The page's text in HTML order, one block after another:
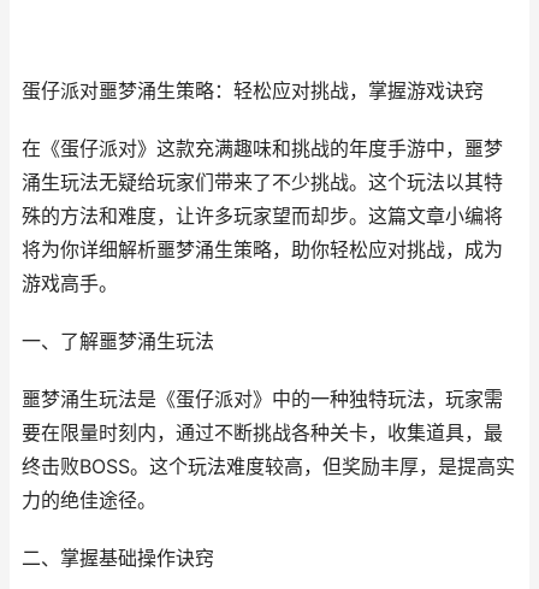
蛋仔派对噩梦涌生策略：轻松应对挑战，掌握游戏诀窍
在《蛋仔派对》这款充满趣味和挑战的年度手游中，噩梦
涌生玩法无疑给玩家们带来了不少挑战。这个玩法以其特
殊的方法和难度，让许多玩家望而却步。这篇文章小编将
将为你详细解析噩梦涌生策略，助你轻松应对挑战，成为
游戏高手。
一、了解噩梦涌生玩法
噩梦涌生玩法是《蛋仔派对》中的一种独特玩法，玩家需
要在限量时刻内，通过不断挑战各种关卡，收集道具，最
终击败BOSS。这个玩法难度较高，但奖励丰厚，是提高实
力的绝佳途径。
二、掌握基础操作诀窍